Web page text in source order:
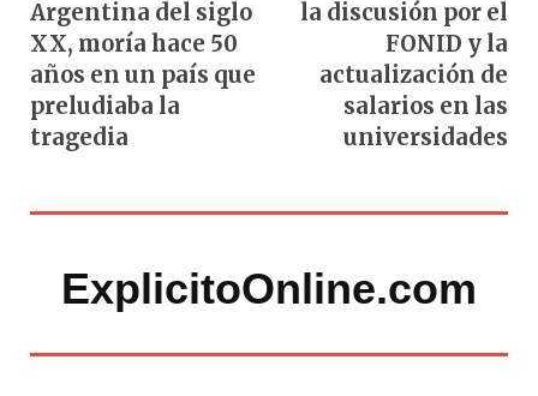
Argentina del siglo
XX, moría hace 50
años en un país que
preludiaba la
tragedia
la discusión por el
FONID y la
actualización de
salarios en las
universidades
ExplicitoOnline.com